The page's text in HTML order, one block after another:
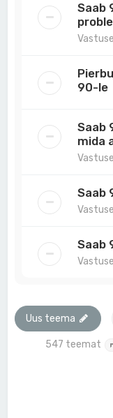
Saab
90-le
Saab
mida
Saab
Saab
Uus teema
547 teemat